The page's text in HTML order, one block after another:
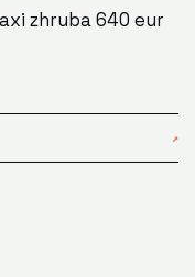
zhruba 640 eur
↗